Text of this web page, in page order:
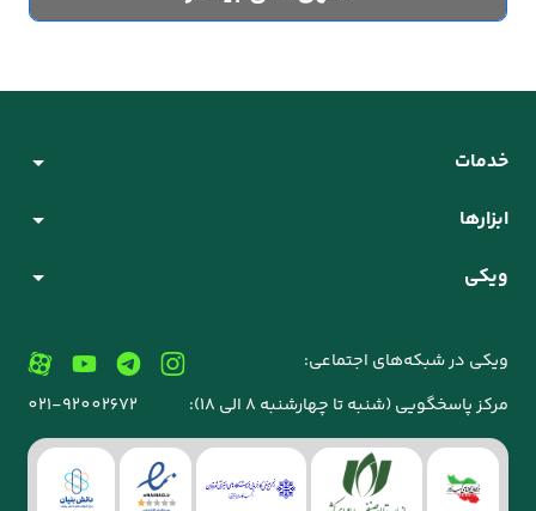
خدمات
ابزارها
ویکی
ویکی در شبکه‌های اجتماعی:
مرکز پاسخگویی (شنبه تا چهارشنبه 8 الی 18):
021-92002672